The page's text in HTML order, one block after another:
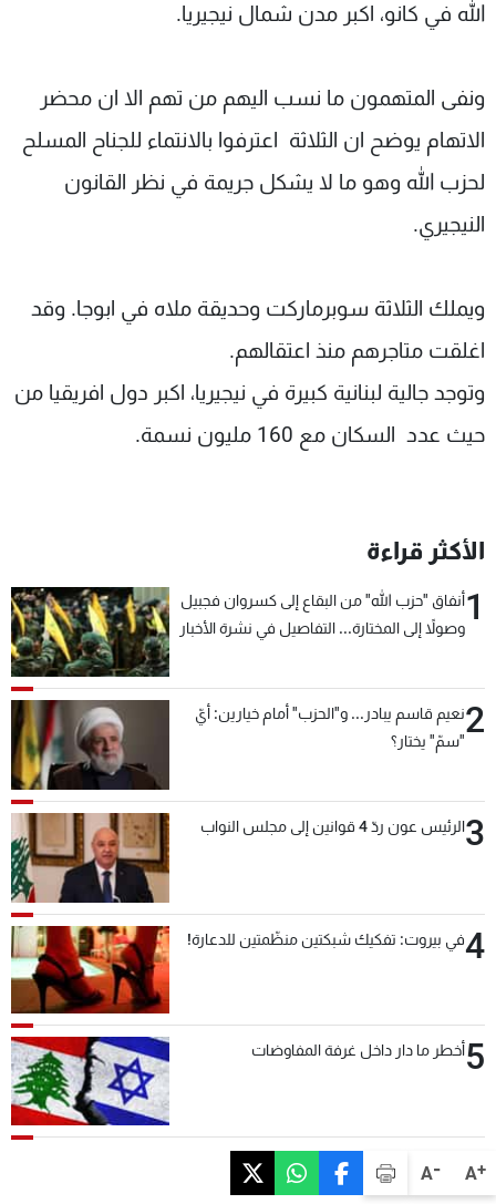
A+
A-
الله في كانو، اكبر مدن شمال نيجيريا.
ونفى المتهمون ما نسب اليهم من تهم الا ان محضر
الاتهام يوضح ان الثلاثة اعترفوا بالانتماء للجناح المسلح
لحزب الله وهو ما لا يشكل جريمة في نظر القانون
النيجيري.
ويملك الثلاثة سوبرماركت وحديقة ملاه في ابوجا. وقد
اغلقت متاجرهم منذ اعتقالهم.
وتوجد جالية لبنانية كبيرة في نيجيريا، اكبر دول افريقيا من
حيث عدد السكان مع 160 مليون نسمة.
الأكثر قراءة
1أنفاق "حزب الله" من البقاع إلى كسروان فجبيل
وصولاً إلى المختارة... التفاصيل في نشرة الأخبار
2نعيم قاسم يبادر... و"الحزب" أمام خيارين: أيّ
"سمّ" يختار؟
3الرئيس عون ردّ 4 قوانين إلى مجلس النواب
4في بيروت: تفكيك شبكتين منظّمتين للدعارة!
5أخطر ما دار داخل غرفة المفاوضات